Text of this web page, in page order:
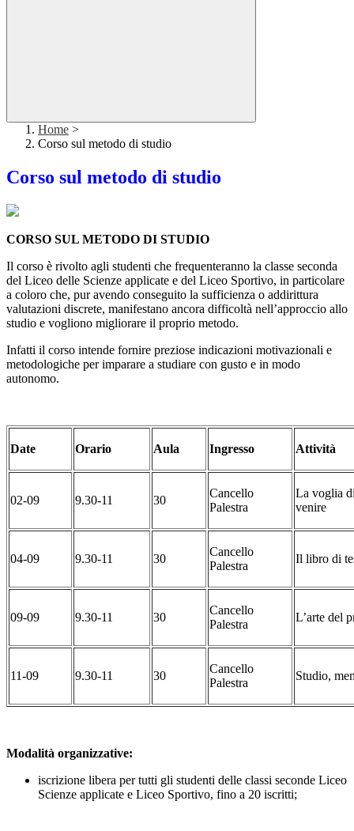
Home >
Corso sul metodo di studio
Corso sul metodo di studio
CORSO SUL METODO DI STUDIO
Il corso è rivolto agli studenti che frequenteranno la classe seconda
del Liceo delle Scienze applicate e del Liceo Sportivo, in particolare
a coloro che, pur avendo conseguito la sufficienza o addirittura
valutazioni discrete, manifestano ancora difficoltà nell’approccio allo
studio e vogliono migliorare il proprio metodo.
Infatti il corso intende fornire preziose indicazioni motivazionali e
metodologiche per imparare a studiare con gusto e in modo
autonomo.
Date Orario Aula Ingresso Attività
02-09 9.30-11 30
Cancello
Palestra
La voglia
venire
04-09 9.30-11 30
Cancello
Palestra
Il libro di
09-09 9.30-11 30
Cancello
Palestra
L’arte del
11-09 9.30-11 30
Cancello
Palestra
Studio,
Modalità organizzative:
iscrizione libera per tutti gli studenti delle classi seconde Liceo
Scienze applicate e Liceo Sportivo, fino a 20 iscritti;